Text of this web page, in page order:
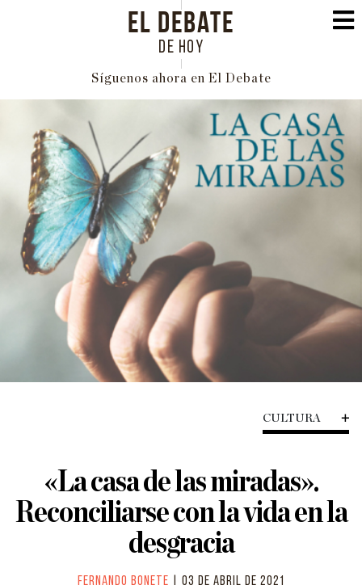
EL DEBATE
DE HOY
Síguenos ahora en El Debate
POLÍTICA
INTERNACIONAL
EDUCACIÓN
SOCIEDAD
FAMILIA
CULTURA
HISTORIA
ENFOQUES
EL ASTROLABIO
ENTREVISTAS
PÓDCAST
CULTURA
«La casa de las miradas».
Reconciliarse con la vida en la
desgracia
Fernando Bonete | 03 de abril de 2021